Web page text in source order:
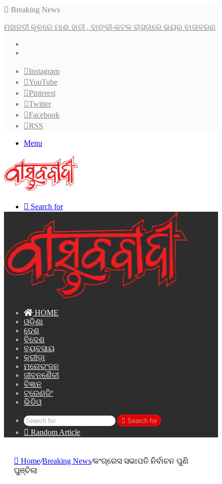
Breaking News
ମହାନଦୀ କୂଳରେ ମାଈ ହାତୀ , ବାଙ୍କୀ-କଟକ ରାସ୍ତାରେ ଭୟର ବାତାବରଣ
Instagram
YouTube
Pinterest
Twitter
Facebook
RSS
Menu
Search for
HOME
ଓଡ଼ିଶା
ଦେଶ
ବିଦେଶ
ବ୍ୟବସାୟ
କ୍ରୀଡ଼ା
ମନୋରଂଜନ
ଜୀବନଶୈଳୀ
ବିଜ୍ଞାନ
ଟ୍ରେଣ୍ଡିଂ
ଭିଡିଓ
Search for
Random Article
Home/Breaking News/କଂଗ୍ରେସ ସଭାପତି ନିର୍ବାଚନ ପୁଣି
ଘୁଞ୍ଚିଲା